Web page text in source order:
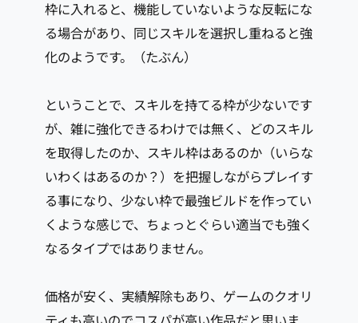
枠に入れると、機能していないような反転にな
る場合があり、同じスキルを選択し重ねると強
化のようです。（たぶん）
ということで、スキルを持てる枠が少ないです
が、雑に強化できるわけでは無く、どのスキル
を取得したのか、スキル枠はあるのか（いらな
いわくはあるのか？）を把握しながらプレイす
る事になり、少ない枠で最強ビルドを作ってい
くような感じで、ちょっとぐらい適当でも強く
なるタイプではありません。
価格が安く、実績解除もあり、ゲームのクオリ